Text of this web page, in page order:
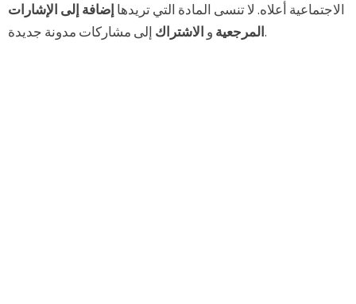
الاجتماعية أعلاه. لا تنسى المادة التي تريدها إضافة إلى الإشارات
المرجعية و الاشتراك إلى مشاركات مدونة جديدة.